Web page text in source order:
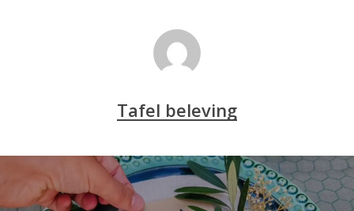
Go To Shop
Tafel beleving